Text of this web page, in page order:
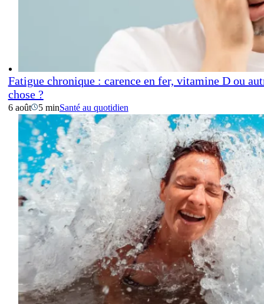
Fatigue chronique : carence en fer, vitamine D ou
chose ?
6 août 5 minSanté au quotidien